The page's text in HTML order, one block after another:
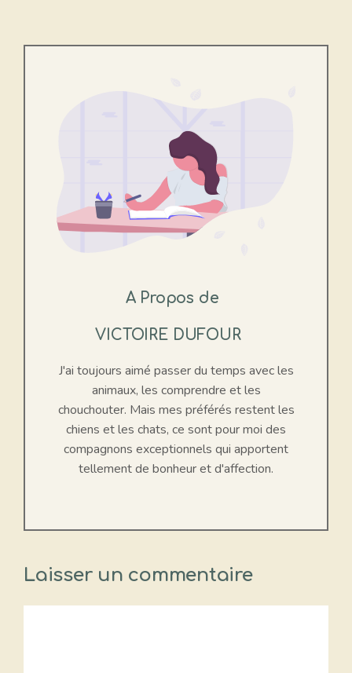
A Propos de
VICTOIRE DUFOUR
J'ai toujours aimé passer du temps avec les
animaux, les comprendre et les
chouchouter. Mais mes préférés restent les
chiens et les chats, ce sont pour moi des
compagnons exceptionnels qui apportent
tellement de bonheur et d'affection.
Laisser un commentaire